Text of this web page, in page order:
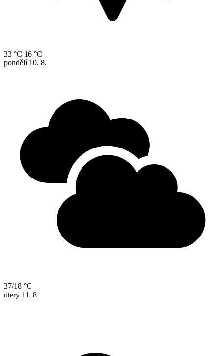
33 °C 16 °C
pondělí 10. 8.
37/18 °C
úterý 11. 8.